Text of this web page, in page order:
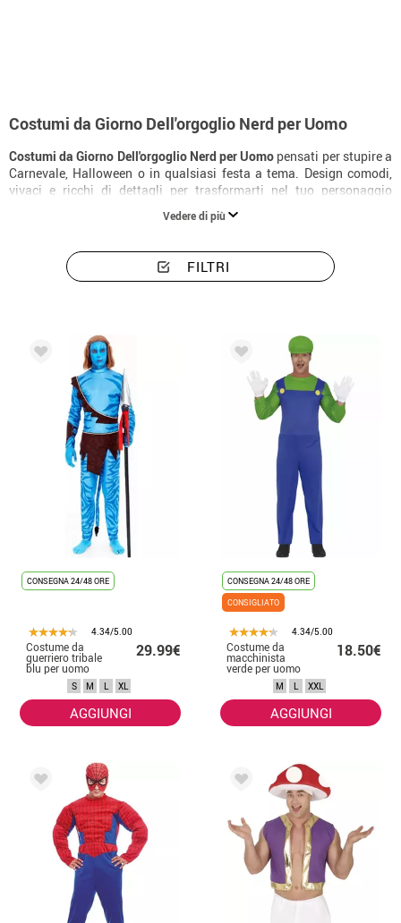
Costumi da Giorno Dell'orgoglio Nerd per Uomo
Costumi da Giorno Dell'orgoglio Nerd per Uomo pensati per stupire a
Carnevale, Halloween o in qualsiasi festa a tema. Design comodi,
vivaci e ricchi di dettagli per trasformarti nel tuo personaggio
Vedere di più
FILTRI
CONSEGNA 24/48 ORE
4.34/5.00
Costume da
guerriero tribale
blu per uomo
29.99€
S M L XL
AGGIUNGI
CONSEGNA 24/48 ORE
CONSIGLIATO
4.34/5.00
Costume da
macchinista
verde per uomo
18.50€
M L XXL
AGGIUNGI